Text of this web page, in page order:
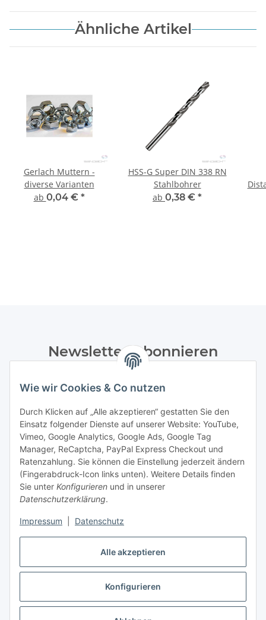
Alle akzeptieren
Konfigurieren
Wie wir Cookies & Co nutzen
Durch Klicken auf „Alle akzeptieren“ gestatten Sie den
Einsatz folgender Dienste auf unserer Website: YouTube,
Vimeo, Google Analytics, Google Ads, Google Tag
Manager, ReCaptcha, PayPal Express Checkout und
Ratenzahlung. Sie können die Einstellung jederzeit ändern
(Fingerabdruck-Icon links unten). Weitere Details finden
Sie unter Konfigurieren und in unserer
Datenschutzerklärung.
Impressum Datenschutz
Ähnliche Artikel
Gerlach Muttern -
diverse Varianten
ab 0,04 € *
HSS-G Super DIN 338 RN
Stahlbohrer
ab 0,38 € *
Newsletter Abonnieren
Datenschutzerklärungregelmäßig und jederzeit widerruflich
Abonnieren
Informationen
Gesetzliche Informationen
Vertrag widerrufen